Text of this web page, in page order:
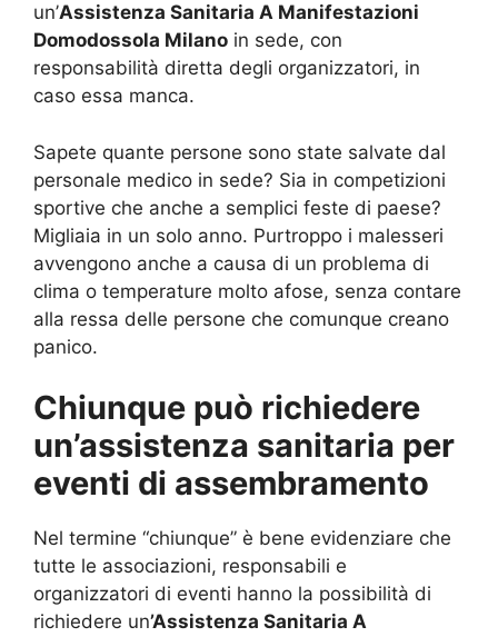
un’Assistenza Sanitaria A Manifestazioni
Domodossola Milano in sede, con
responsabilità diretta degli organizzatori, in
caso essa manca.
Sapete quante persone sono state salvate dal
personale medico in sede? Sia in competizioni
sportive che anche a semplici feste di paese?
Migliaia in un solo anno. Purtroppo i malesseri
avvengono anche a causa di un problema di
clima o temperature molto afose, senza contare
alla ressa delle persone che comunque creano
panico.
Chiunque può richiedere
un’assistenza sanitaria per
eventi di assembramento
Nel termine “chiunque” è bene evidenziare che
tutte le associazioni, responsabili e
organizzatori di eventi hanno la possibilità di
richiedere un’Assistenza Sanitaria A